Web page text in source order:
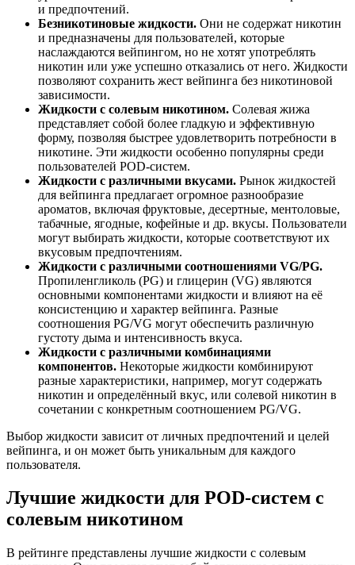
и предпочтений.
Безникотиновые жидкости. Они не содержат никотин
и предназначены для пользователей, которые
наслаждаются вейпингом, но не хотят употреблять
никотин или уже успешно отказались от него. Жидкости
позволяют сохранить жест вейпинга без никотиновой
зависимости.
Жидкости с солевым никотином. Солевая жижа
представляет собой более гладкую и эффективную
форму, позволяя быстрее удовлетворить потребности в
никотине. Эти жидкости особенно популярны среди
пользователей POD-систем.
Жидкости с различными вкусами. Рынок жидкостей
для вейпинга предлагает огромное разнообразие
ароматов, включая фруктовые, десертные, ментоловые,
табачные, ягодные, кофейные и др. вкусы. Пользователи
могут выбирать жидкости, которые соответствуют их
вкусовым предпочтениям.
Жидкости с различными соотношениями VG/PG.
Пропиленгликоль (PG) и глицерин (VG) являются
основными компонентами жидкости и влияют на её
консистенцию и характер вейпинга. Разные
соотношения PG/VG могут обеспечить различную
густоту дыма и интенсивность вкуса.
Жидкости с различными комбинациями
компонентов. Некоторые жидкости комбинируют
разные характеристики, например, могут содержать
никотин и определённый вкус, или солевой никотин в
сочетании с конкретным соотношением PG/VG.
Выбор жидкости зависит от личных предпочтений и целей
вейпинга, и он может быть уникальным для каждого
пользователя.
Лучшие жидкости для POD-систем с
солевым никотином
В рейтинге представлены лучшие жидкости с солевым